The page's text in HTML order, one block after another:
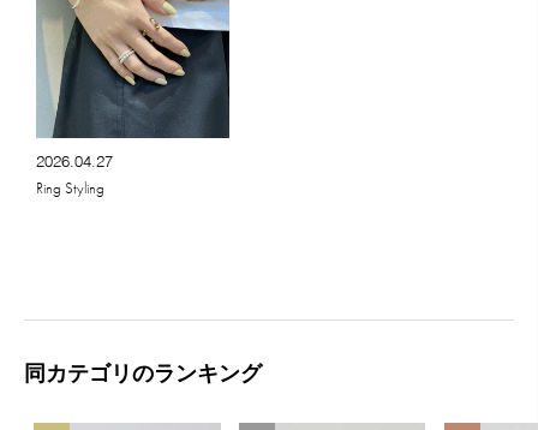
2026.04.27
Ring Styling
同カテゴリのランキング